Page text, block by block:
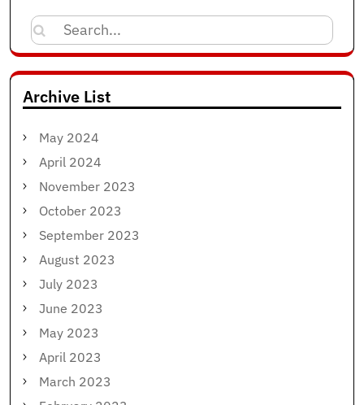
Search
for:
Archive List
May 2024
April 2024
November 2023
October 2023
September 2023
August 2023
July 2023
June 2023
May 2023
April 2023
March 2023